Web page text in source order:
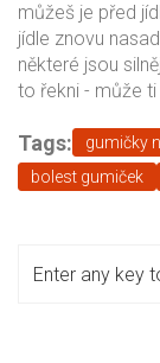
můžeš je před
jídle znovu
některé jsou
to řekni - může
Tags: gumičky
bolest gumiček